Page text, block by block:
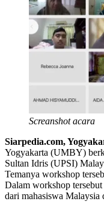
Screanshot acara
Siarpedia.com,
Yogyakarta (UMBY)
Sultan Idris (UPSI)
Temanya workshop
Dalam workshop
dari mahasiswa Malaysia